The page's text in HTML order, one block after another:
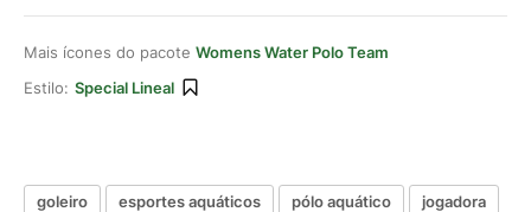
Mais ícones do pacote Womens Water Polo Team
Estilo: Special Lineal
goleiro esportes aquáticos pólo aquático jogadora